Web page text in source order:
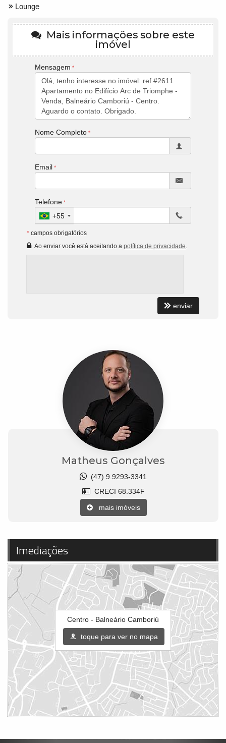
Lounge
Mais informações sobre este
imóvel
Mensagem
Nome Completo
Email
Telefone
+55
* campos obrigatórios
Ao enviar você está aceitando a política de privacidade.
enviar
Matheus Gonçalves
(47) 9.9293-3341
CRECI 68.334F
mais imóveis
Imediações
Centro - Balneário Camboriú
toque para ver no mapa